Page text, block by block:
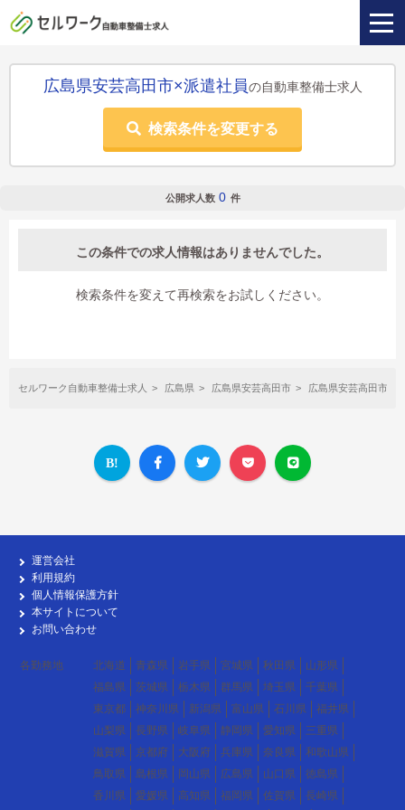
広島県安芸高田市×派遣社員の自動車整備士求人
検索条件を変更する
公開求人数 0 件
この条件での求人情報はありませんでした。
検索条件を変えて再検索をお試しください。
セルワーク自動車整備士求人 広島県 広島県安芸高田市 広島県安芸高田市×
運営会社
利用規約
個人情報保護方針
本サイトについて
お問い合わせ
各勤務地 北海道 青森県 岩手県 宮城県 秋田県
山形県
福島県
茨城県 栃木県 群馬県 埼玉県
千葉県
東京都
神奈川県 新潟県 富山県 石川県
福井県
山梨県
長野県 岐阜県 静岡県 愛知県
三重県
滋賀県
京都府 大阪府 兵庫県 奈良県
和歌山県
鳥取県
島根県 岡山県 広島県 山口県
徳島県
香川県
愛媛県 高知県 福岡県 佐賀県 長崎県